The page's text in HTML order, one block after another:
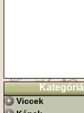
Viccek